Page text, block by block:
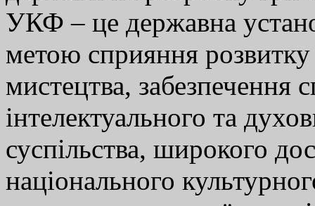
УКФ – це державна
метою сприяння розвитку
мистецтва, забезпечення
інтелектуального та
суспільства, широкого
національного